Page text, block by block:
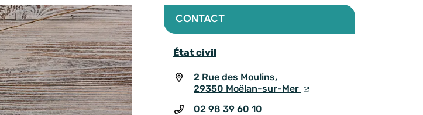
CONTACT
État civil
2 Rue des Moulins,
29350 Moëlan-sur-Mer
02 98 39 60 10